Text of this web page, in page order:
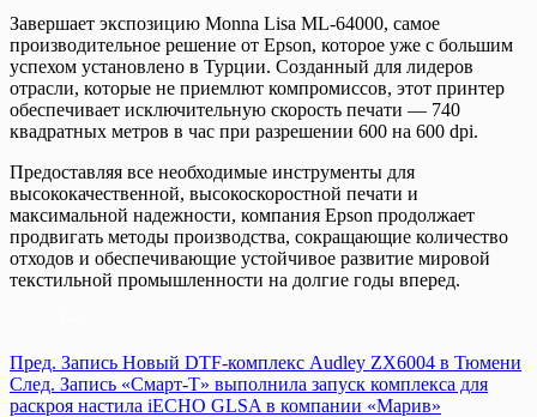
Завершает экспозицию Monna Lisa ML-64000, самое
производительное решение от Epson, которое уже с большим
успехом установлено в Турции. Созданный для лидеров
отрасли, которые не приемлют компромиссов, этот принтер
обеспечивает исключительную скорость печати — 740
квадратных метров в час при разрешении 600 на 600 dpi.
Предоставляя все необходимые инструменты для
высококачественной, высокоскоростной печати и
максимальной надежности, компания Epson продолжает
продвигать методы производства, сокращающие количество
отходов и обеспечивающие устойчивое развитие мировой
текстильной промышленности на долгие годы вперед.
Пред. Запись Новый DTF-комплекс Audley ZX6004 в Тюмени
След. Запись «Смарт-Т» выполнила запуск комплекса для
раскроя настила iECHO GLSA в компании «Марив»